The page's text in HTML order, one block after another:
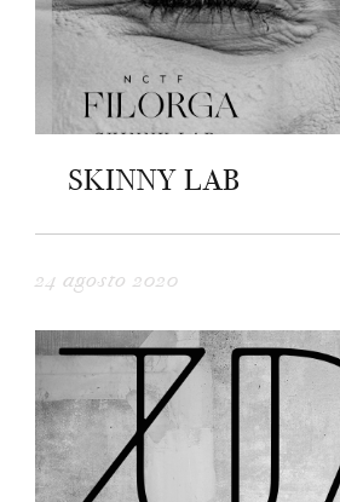
SKINNY LAB
24 agosto 2020